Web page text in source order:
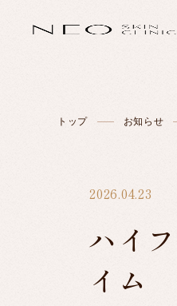
トップ お知らせ
2026.04.23
ハイ
イム